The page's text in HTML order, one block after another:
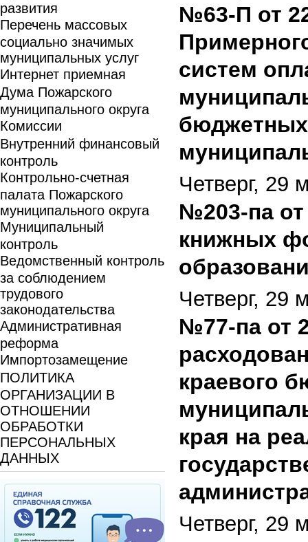
развития
Перечень массовых
социально значимых
муниципальных услуг
Интернет приемная
Дума Пожарского
муниципального округа
Комиссии
Внутренний финансовый
контроль
Контрольно-счетная
палата Пожарского
муниципального округа
Муниципальный
контроль
Ведомственный контроль
за соблюдением
трудового
законодательства
Административная
реформа
Импортозамещение
ПОЛИТИКА
ОРГАНИЗАЦИИ В
ОТНОШЕНИИ
ОБРАБОТКИ
ПЕРСОНАЛЬНЫХ
ДАННЫХ
№63-П от
систем
Четверг, 29
№203-па от
книжных
Четверг, 29
№77-па от
краевого
края на
Четверг, 29